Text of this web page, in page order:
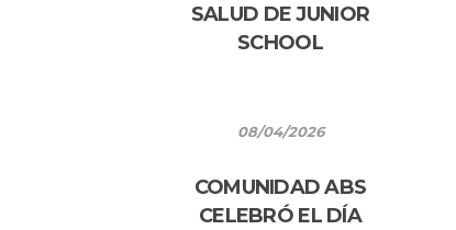
SALUD DE JUNIOR
SCHOOL
08/04/2026
COMUNIDAD ABS
CELEBRÓ EL DÍA